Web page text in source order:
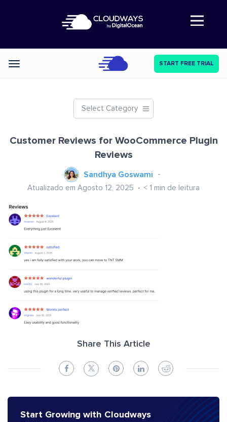
Abre a navegação
Categories START FREE TRIAL
Select Category
Customer Reviews for WooCommerce Plugin
Reviews
Sandhya Goswami
Atualizado em Agosto 12, 2025 < 1 min de leitura
Share This Article
Start Growing with Cloudways